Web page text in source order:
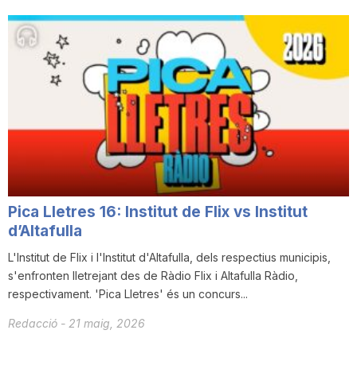
Pica Lletres 16: Institut de Flix vs Institut
d’Altafulla
L'Institut de Flix i l'Institut d'Altafulla, dels respectius municipis,
s'enfronten lletrejant des de Ràdio Flix i Altafulla Ràdio,
respectivament. 'Pica Lletres' és un concurs...
Redacció - 21 maig, 2026